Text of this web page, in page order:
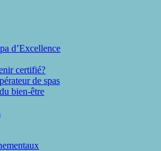
d’Excellence
certifié?
de spas
bien-être